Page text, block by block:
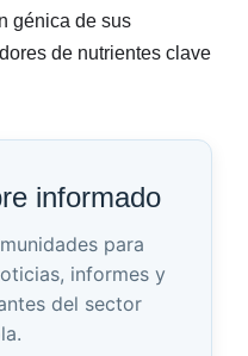
génica de sus
de nutrientes clave
informado
para
informes y
del sector